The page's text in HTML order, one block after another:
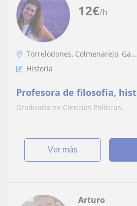
12€/h
Torrelodones, Colmenarejo, Ga...
Historia
Profesora de filosofía,
Graduada en Ciencias Políticas.
ver más
Arturo